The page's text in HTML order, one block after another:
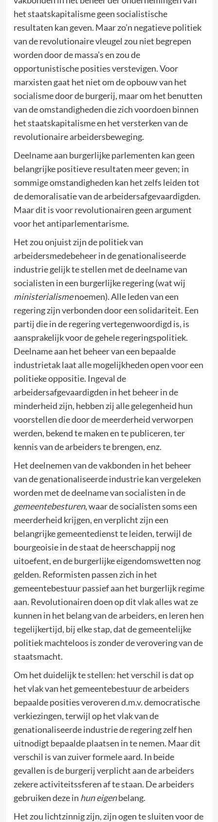
het staatskapitalisme geen socialistische
resultaten kan geven. Maar zo’n negatieve politiek
van de revolutionaire vleugel zou niet begrepen
worden door de massa’s en zou de
opportunistische posities verstevigen. Voor
marxisten gaat het niet om de opbouw van het
socialisme door de burgerij, maar om het benutten
van de omstandigheden die zich voordoen binnen
het staatskapitalisme en het versterken van de
revolutionaire arbeidersbeweging.
Deelname aan burgerlijke parlementen kan geen
belangrijke positieve resultaten meer geven; in
sommige omstandigheden kan het zelfs leiden tot
de demoralisatie van de arbeidersafgevaardigden.
Maar dit is voor revolutionairen geen argument
voor het antiparlementarisme.
Het zou onjuist zijn de politiek van
arbeidersmedebeheer in de genationaliseerde
industrie gelijk te stellen met de deelname van
socialisten in een burgerlijke regering (wat wij
ministerialismenoemen). Alle leden van een
regering zijn verbonden door een solidariteit. Een
partij die in de regering vertegenwoordigd is, is
aansprakelijk voor de gehele regeringspolitiek.
Deelname aan het beheer van een bepaalde
industrietak laat alle mogelijkheden open voor een
politieke oppositie. Ingeval de
arbeidersafgevaardigden in het beheer in de
minderheid zijn, hebben zij alle gelegenheid hun
voorstellen die door de meerderheid verworpen
werden, bekend te maken en te publiceren, ter
kennis van de arbeiders te brengen, enz.
Het deelnemen van de vakbonden in het beheer
van de genationaliseerde industrie kan vergeleken
worden met de deelname van socialisten in de
gemeentebesturen, waar de socialisten soms een
meerderheid krijgen, en verplicht zijn een
belangrijke gemeentedienst te leiden, terwijl de
bourgeoisie in de staat de heerschappij nog
uitoefent, en de burgerlijke eigendomswetten nog
gelden. Reformisten passen zich in het
gemeentebestuur passief aan het burgerlijk regime
aan. Revolutionairen doen op dit vlak alles wat ze
kunnen in het belang van de arbeiders, en leren hen
tegelijkertijd, bij elke stap, dat de gemeentelijke
politiek machteloos is zonder de verovering van de
staatsmacht.
Om het duidelijk te stellen: het verschil is dat op
het vlak van het gemeentebestuur de arbeiders
bepaalde posities veroveren d.m.v. democratische
verkiezingen, terwijl op het vlak van de
genationaliseerde industrie de regering zelf hen
uitnodigt bepaalde plaatsen in te nemen. Maar dit
verschil is van zuiver formele aard. In beide
gevallen is de burgerij verplicht aan de arbeiders
zekere activiteitssferen af te staan. De arbeiders
gebruiken deze in hun eigenbelang.
Het zou lichtzinnig zijn, zijn ogen te sluiten voor de